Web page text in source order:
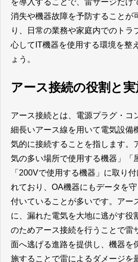
を導入することで、雷サージだけ
消失や機器故障を予防することが
り、日常の業務や家庭内でのトラ
心してIT機器を使用する環境を整
ょう。
アース接続の役割と
アース接続とは、電源プラグ・コ
細長いアース線を用いて電気設備
気的に接続することを指します。
気の多い場所で使用する機器」「
「200Vで使用する機器」に取り
れており、OA機器にもデータを
付いていることが多いです。アー
に、漏れた電気を大地に逃がす役
のためアース接続を行うことで雷
面へ逃げる進路を提供し、機器を
施することで雷によるダメージを